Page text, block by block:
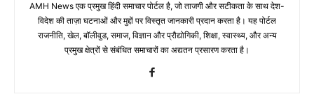
AMH News एक प्रमुख हिंदी समाचार पोर्टल है, जो ताजगी और सटीकता के साथ देश-
विदेश की ताज़ा घटनाओं और मुद्दों पर विस्तृत जानकारी प्रदान करता है। यह पोर्टल
राजनीति, खेल, बॉलीवुड, समाज, विज्ञान और प्रौद्योगिकी, शिक्षा, स्वास्थ्य, और अन्य
प्रमुख क्षेत्रों से संबंधित समाचारों का अद्यतन प्रसारण करता है।